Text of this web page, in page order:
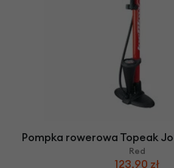
Pompka rowerowa Topeak
Red
123,90 zł